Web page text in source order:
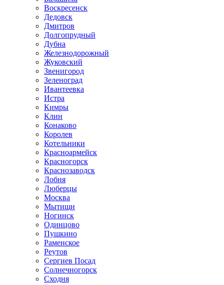
Воскресенск
Дедовск
Дмитров
Долгопрудный
Дубна
Железнодорожный
Жуковский
Звенигород
Зеленоград
Ивантеевка
Истра
Кимры
Клин
Конаково
Королев
Котельники
Красноармейск
Красногорск
Краснозаводск
Лобня
Люберцы
Москва
Мытищи
Ногинск
Одинцово
Пушкино
Раменское
Реутов
Сергиев Посад
Солнечногорск
Сходня